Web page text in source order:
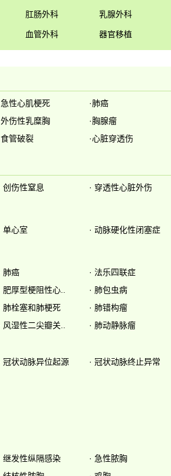
肛肠外科 乳腺外科
血管外科 器官移植
急性心肌梗死 ·肺癌
外伤性乳糜胸 ·胸腺瘤
食管破裂 ·心脏穿透伤
创伤性窒息 · 穿透性心脏外伤
单心室 · 动脉硬化性闭塞症
肺癌 · 法乐四联症
肥厚型梗阻性心.. · 肺包虫病
肺栓塞和肺梗死 · 肺错构瘤
风湿性二尖瓣关.. · 肺动静脉瘤
冠状动脉异位起源 · 冠状动脉终止异常
继发性纵隔感染 · 急性脓胸